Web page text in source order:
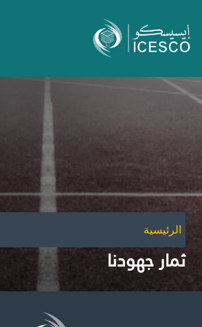
عن الإيسيسكو
الحوكمة
الأمانة العامة للجان الوطنية والمؤتمرات
الشراكات
تأثيرنا
أهداف التنمية المستدامة
الرئيسية
ثمار جهودنا